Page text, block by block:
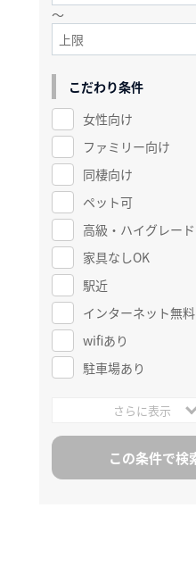
～
こだわり条件
女性向け
ファミリー向け
同棲向け
ペット可
高級・ハイグレード
家具なしOK
駅近
インターネット無料
wifiあり
駐車場あり
さらに表示